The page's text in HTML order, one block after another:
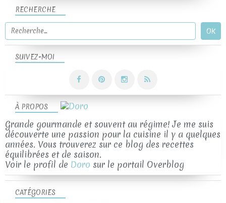
SUIVEZ-MOI
RECHERCHE
À PROPOS
Grande gourmande et souvent au régime! Je me suis
découverte une passion pour la cuisine il y a quelques
années. Vous trouverez sur ce blog des recettes
équilibrées et de saison.
Voir le profil de Doro sur le portail Overblog
CATÉGORIES